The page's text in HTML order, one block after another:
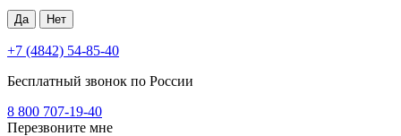
+7 (4842) 54-85-40
Бесплатный звонок по России
8 800 707-19-40
Перезвоните мне